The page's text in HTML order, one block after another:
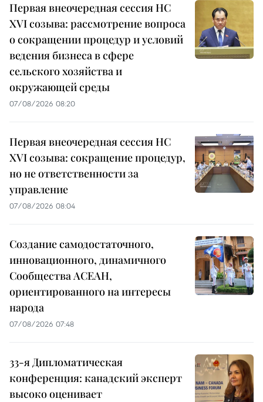
Первая внеочередная сессия НС
XVI созыва: рассмотрение вопроса
о сокращении процедур и условий
ведения бизнеса в сфере
сельского хозяйства и
окружающей среды
07/08/2026 08:20
Первая внеочередная сессия НС
XVI созыва: сокращение процедур,
но не ответственности за
управление
07/08/2026 08:04
Создание самодостаточного,
инновационного, динамичного
Сообщества АСЕАН,
ориентированного на интересы
народа
07/08/2026 07:48
33-я Дипломатическая
конференция: канадский эксперт
высоко оценивает